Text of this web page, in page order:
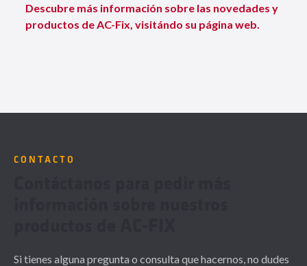
Descubre más información sobre las novedades y
productos de AC-Fix, visitándo su página web.
CONTACTO
Si tienes alguna pregunta o consulta que hacernos, no dudes